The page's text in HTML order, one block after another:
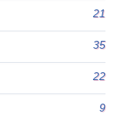
21
35
22
9